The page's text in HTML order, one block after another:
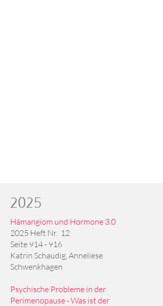
2025
Hämangiom und Hormone 3.0
2025 Heft Nr. 12
Seite 914 - 916
Katrin Schaudig, Anneliese
Schwenkhagen
Psychische Probleme in der
Perimenopause - Was ist der